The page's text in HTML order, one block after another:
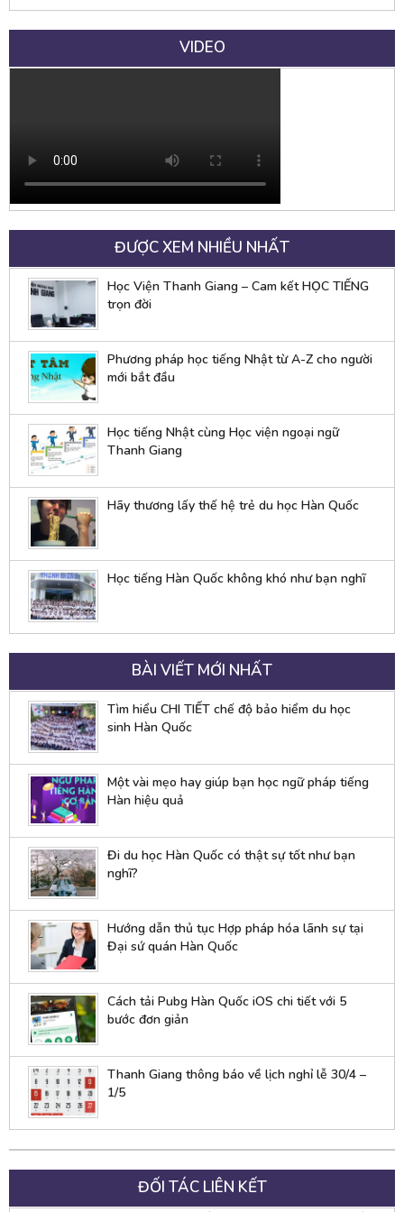
VIDEO
ĐƯỢC XEM NHIỀU NHẤT
Học Viện Thanh Giang – Cam kết HỌC TIẾNG
trọn đời
Phương pháp học tiếng Nhật từ A-Z cho người
mới bắt đầu
Học tiếng Nhật cùng Học viện ngoại ngữ
Thanh Giang
Hãy thương lấy thế hệ trẻ du học Hàn Quốc
Học tiếng Hàn Quốc không khó như bạn nghĩ
BÀI VIẾT MỚI NHẤT
Tìm hiểu CHI TIẾT chế độ bảo hiểm du học
sinh Hàn Quốc
Một vài mẹo hay giúp bạn học ngữ pháp tiếng
Hàn hiệu quả
Đi du học Hàn Quốc có thật sự tốt như bạn
nghĩ?
Hướng dẫn thủ tục Hợp pháp hóa lãnh sự tại
Đại sứ quán Hàn Quốc
Cách tải Pubg Hàn Quốc iOS chi tiết với 5
bước đơn giản
Thanh Giang thông báo về lịch nghỉ lễ 30/4 –
1/5
ĐỐI TÁC LIÊN KẾT